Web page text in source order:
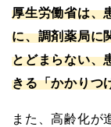
厚生労働省は、
に、調剤薬局に
とどまらない、
きる「かかりつ
また、高齢化が